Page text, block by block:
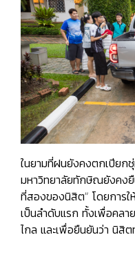
ในยามที่ฝนยังคงตกเปียก
มหาวิทยาลัยทักษิณยังคงยื
ที่สองของนิสิต” โดยการ
เป็นลำดับแรก ทั้งเพื่อคล
ไกล และเพื่อยืนยันว่า นิสิ